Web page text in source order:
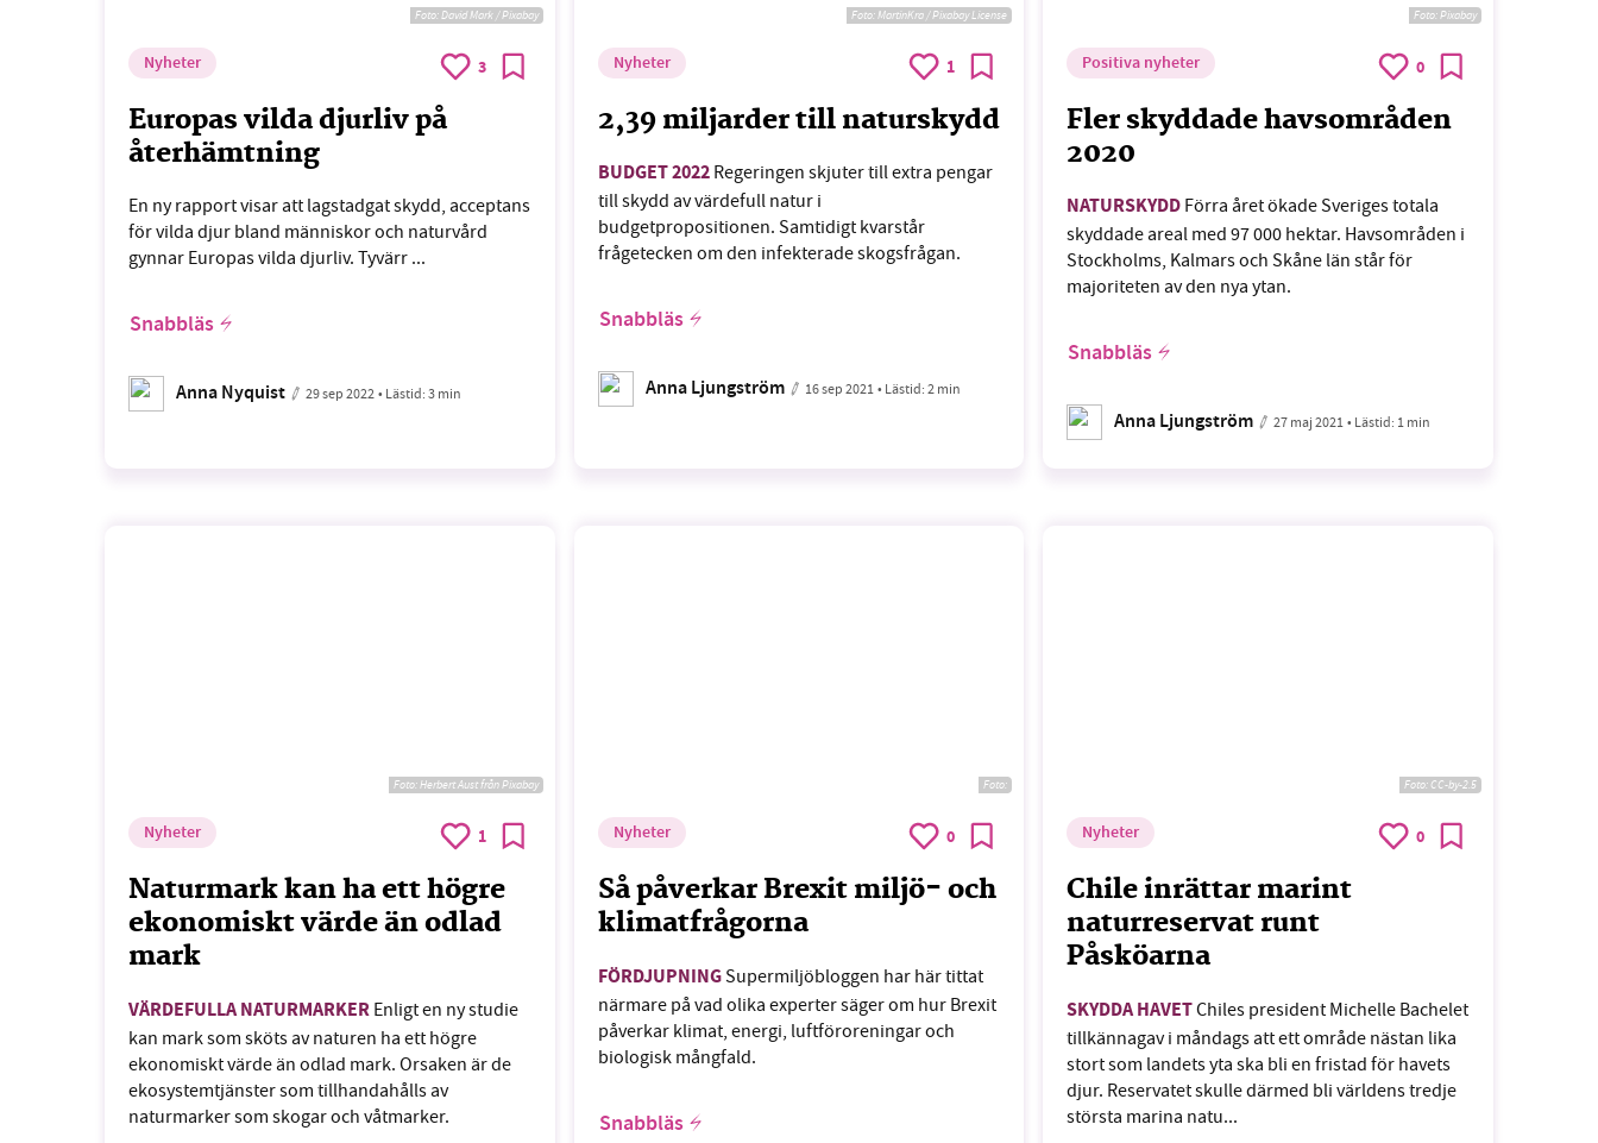
Foto:David Mark / Pixabay
Nyheter 3
Europas vilda djurliv på
återhämtning
En ny rapport visar att lagstadgat skydd, acceptans
för vilda djur bland människor och naturvård
gynnar Europas vilda djurliv. Tyvärr ...
Snabbläs
Anna Nyquist 29 sep 2022• Lästid:3 min
Foto:MartinKra / Pixabay License
Nyheter 1
2,39 miljarder till naturskydd
BUDGET 2022Regeringen skjuter till extra pengar
till skydd av värdefull natur i
budgetpropositionen. Samtidigt kvarstår
frågetecken om den infekterade skogsfrågan.
Snabbläs
Anna Ljungström 16 sep 2021 • Lästid:2 min
Foto:Pixabay
Positiva nyheter 0
Fler skyddade havsområden
2020
NATURSKYDD Förra året ökade Sveriges totala
skyddade areal med 97 000 hektar. Havsområden i
Stockholms, Kalmars och Skåne län står för
majoriteten av den nya ytan.
Snabbläs
Anna Ljungström 27 maj 2021 • Lästid: 1 min
Foto:Herbert Aust från Pixabay
Nyheter 1
Naturmark kan ha ett högre
ekonomiskt värde än odlad
mark
VÄRDEFULLA NATURMARKER Enligt en ny studie
kan mark som sköts av naturen ha ett högre
ekonomiskt värde än odlad mark. Orsaken är de
ekosystemtjänster som tillhandahålls av
naturmarker som skogar och våtmarker.
Foto:
Nyheter 0
Så påverkar Brexit miljö- och
klimatfrågorna
FÖRDJUPNINGSupermiljöbloggen har här tittat
närmare på vad olika experter säger om hur Brexit
påverkar klimat, energi, luftföroreningar och
biologisk mångfald.
Snabbläs
Foto: CC-by-2.5
Nyheter 0
Chile inrättar marint
naturreservat runt
Påsköarna
SKYDDA HAVETChiles president Michelle Bachelet
tillkännagav i måndags att ett område nästan lika
stort som landets yta ska bli en fristad för havets
djur. Reservatet skulle därmed bli världens tredje
största marina natu...